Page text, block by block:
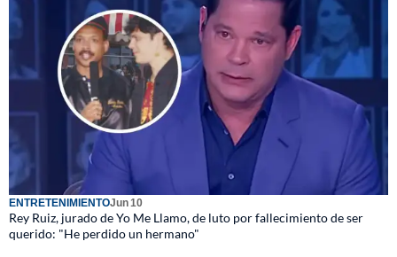
ENTRETENIMIENTOJun 10
Rey Ruiz, jurado de Yo Me Llamo, de luto por fallecimiento de ser
querido: "He perdido un hermano"